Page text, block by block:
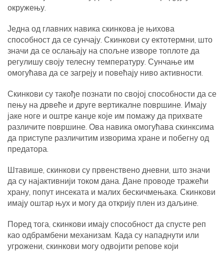
окружењу.
Једна од главних навика скинкова је њихова
способност да се сунчају. Скинкови су ектотермни, што
значи да се ослањају на спољне изворе топлоте да
регулишу своју телесну температуру. Сунчање им
омогућава да се загреју и повећају ниво активности.
Скинкови су такође познати по својој способности да се
пењу на дрвеће и друге вертикалне површине. Имају
јаке ноге и оштре канџе које им помажу да прихвате
различите површине. Ова навика омогућава скинксима
да приступе различитим изворима хране и побегну од
предатора.
Штавише, скинкови су првенствено дневни, што значи
да су најактивнији током дана. Дане проводе тражећи
храну, попут инсеката и малих бескичмењака. Скинкови
имају оштар њух и могу да открију плен из даљине.
Поред тога, скинкови имају способност да спусте реп
као одбрамбени механизам. Када су нападнути или
угрожени, скинкови могу одвојити репове који